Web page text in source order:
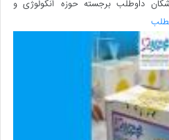
داوطلب برجسته حوزه آنکولوژی و